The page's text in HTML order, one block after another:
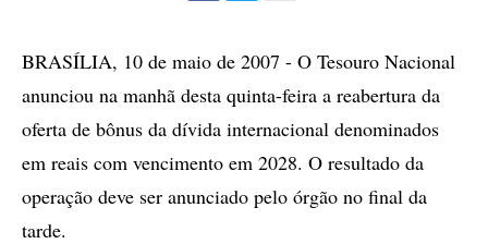
compartilhamento
BRASÍLIA, 10 de maio de 2007 - O Tesouro Nacional
anunciou na manhã desta quinta-feira a reabertura da
oferta de bônus da dívida internacional denominados
em reais com vencimento em 2028. O resultado da
operação deve ser anunciado pelo órgão no final da
tarde.